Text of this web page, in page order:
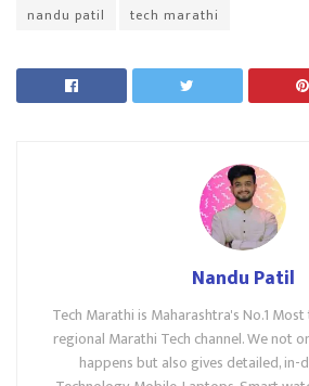
nandu patil
tech marathi
Nandu Patil
Tech Marathi is Maharashtra's No.1
regional Marathi Tech channel. We not
happens but also gives detailed, in-